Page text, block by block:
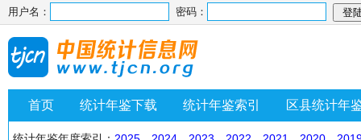
用户名： 密码：
首页 统计年鉴下载 统计年鉴索引 区县统计年